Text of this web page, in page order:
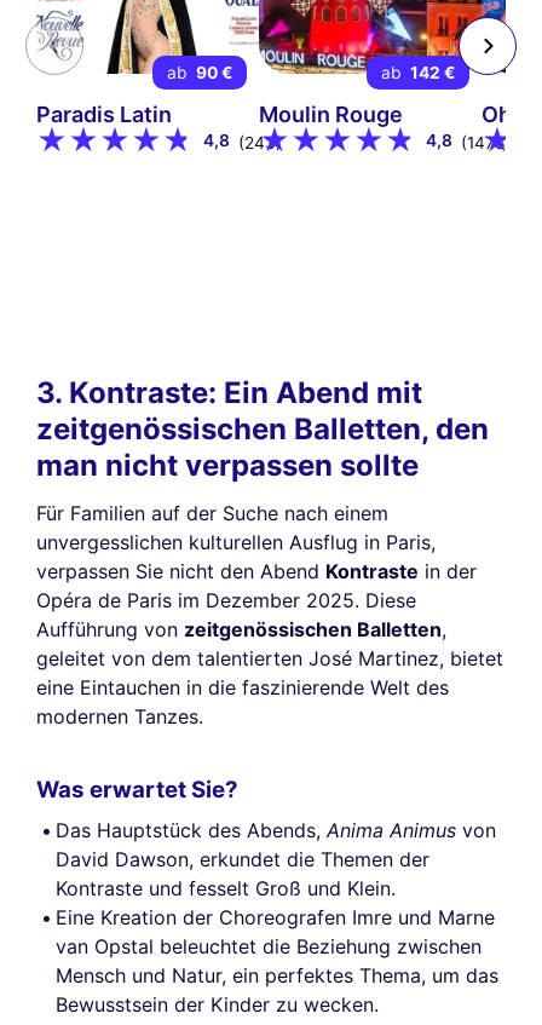
ab 90 €
Paradis Latin
4,8 (243)
ab 142 €
Moulin Rouge
4,8 (1478)
Oh!
3. Kontraste: Ein Abend mit
zeitgenössischen Balletten, den
man nicht verpassen sollte
Für Familien auf der Suche nach einem
unvergesslichen kulturellen Ausflug in Paris,
verpassen Sie nicht den Abend Kontraste in der
Opéra de Paris im Dezember 2025. Diese
Aufführung von zeitgenössischen Balletten,
geleitet von dem talentierten José Martinez, bietet
eine Eintauchen in die faszinierende Welt des
modernen Tanzes.
Was erwartet Sie?
Das Hauptstück des Abends,Anima Animus von
David Dawson, erkundet die Themen der
Kontraste und fesselt Groß und Klein.
Eine Kreation der Choreografen Imre und Marne
van Opstal beleuchtet die Beziehung zwischen
Mensch und Natur, ein perfektes Thema, um das
Bewusstsein der Kinder zu wecken.